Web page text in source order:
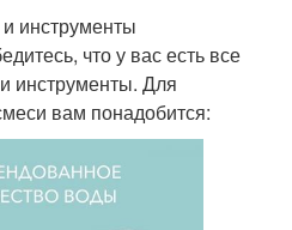
инструменты
что у вас есть все
инструменты. Для
вам понадобится: